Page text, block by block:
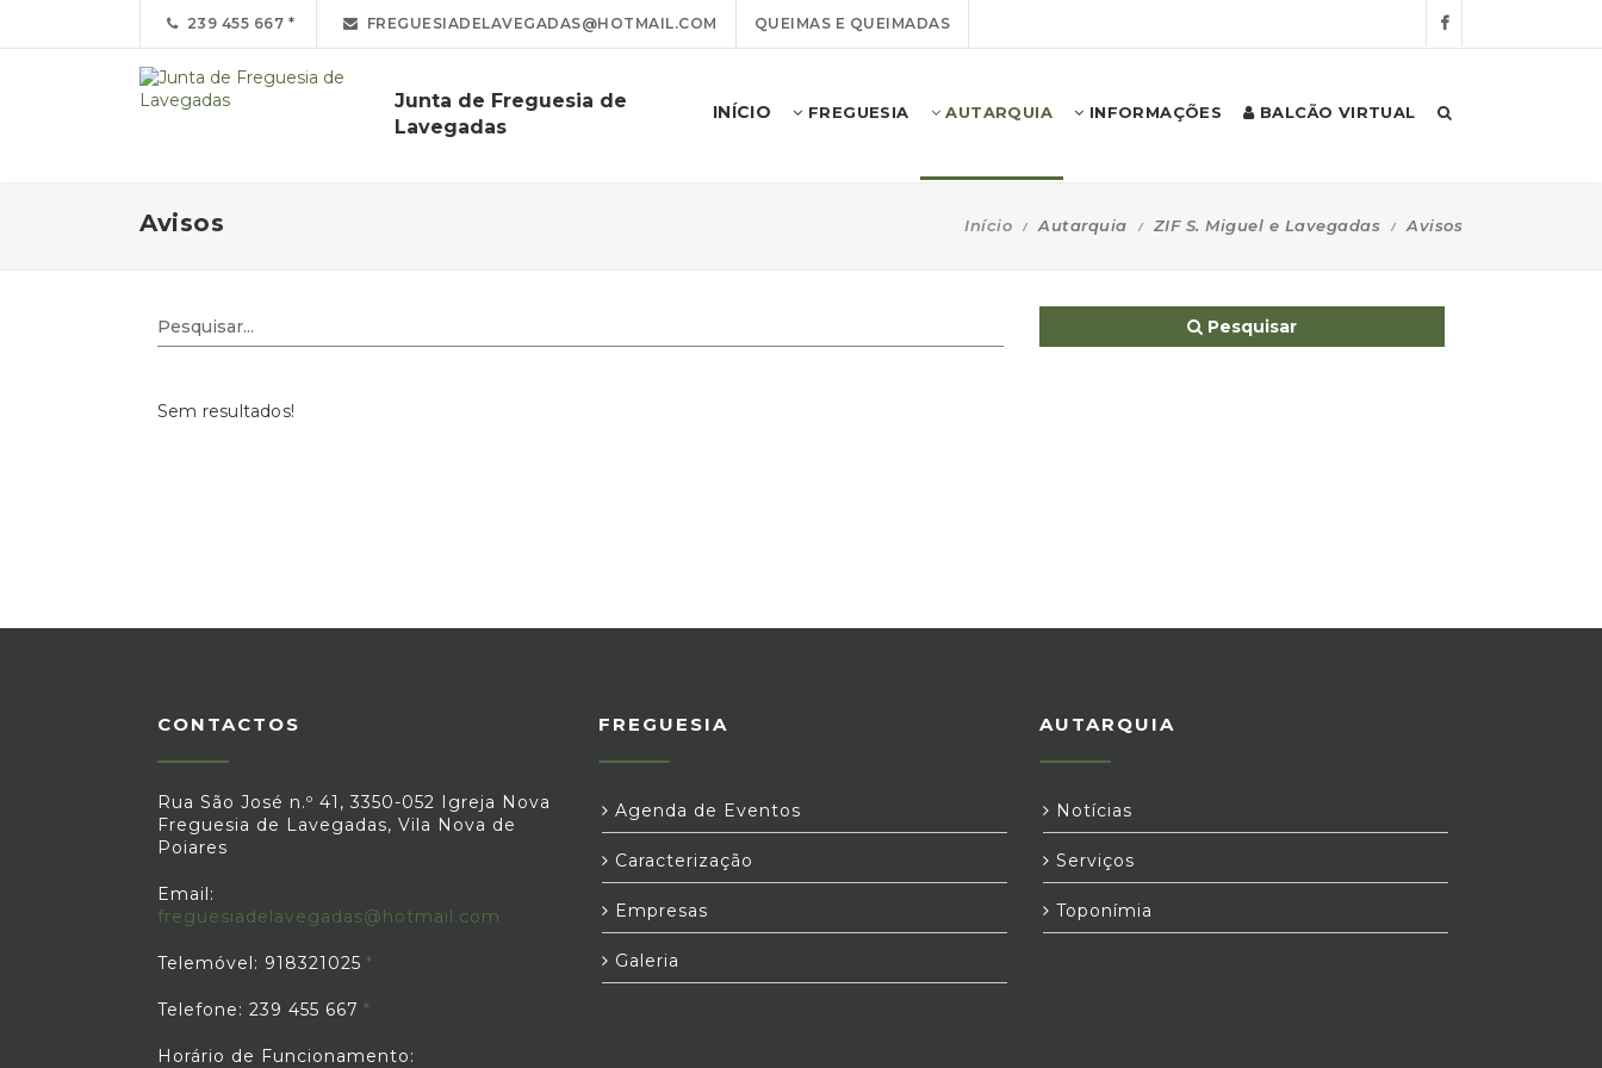
239 455 667 FREGUESIADELAVEGADAS@HOTMAIL.COM QUEIMAS E QUEIMADAS
Junta de Freguesia de
Lavegadas
INÍCIO FREGUESIA AUTARQUIA INFORMAÇÕES BALCÃO VIRTUAL
Avisos Início Autarquia ZIF S. Miguel e Lavegadas Avisos
Pesquisar
Sem resultados!
CONTACTOS
Rua São José n.º 41, 3350-052 Igreja Nova
Freguesia de Lavegadas, Vila Nova de
Poiares
Email:
freguesiadelavegadas@hotmail.com
Telemóvel: 918321025
Telefone: 239 455 667
Horário de Funcionamento:
FREGUESIA
Agenda de Eventos
Caracterização
Empresas
Galeria
AUTARQUIA
Notícias
Serviços
Toponímia